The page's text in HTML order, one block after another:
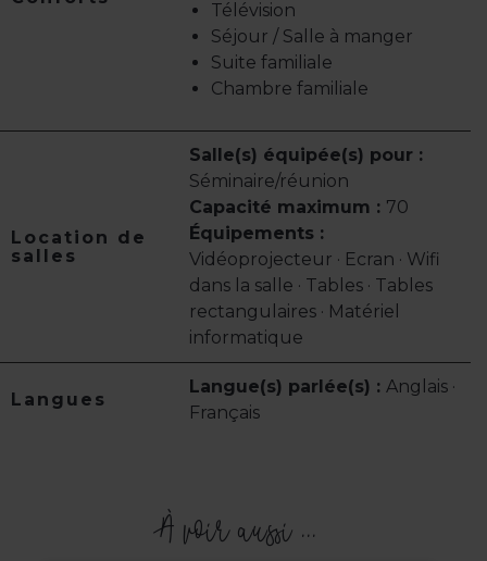
Télévision
Séjour / Salle à manger
Suite familiale
Chambre familiale
Location de
salles
Salle(s) équipée(s) pour :
Séminaire/réunion
Capacité maximum : 70
Équipements :
Vidéoprojecteur · Ecran · Wifi
dans la salle · Tables · Tables
rectangulaires · Matériel
informatique
Langues
Langue(s) parlée(s) : Anglais ·
Français
À voir aussi ...